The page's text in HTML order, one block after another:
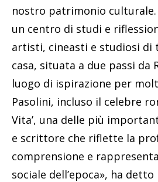
nostro patrimonio
un centro di studi e
artisti, cineasti e studiosi di
casa, situata a due passi da
luogo di ispirazione per
Pasolini, incluso il celebre
Vita’, una delle più
e scrittore che riflette la
comprensione e
sociale dell’epoca», ha